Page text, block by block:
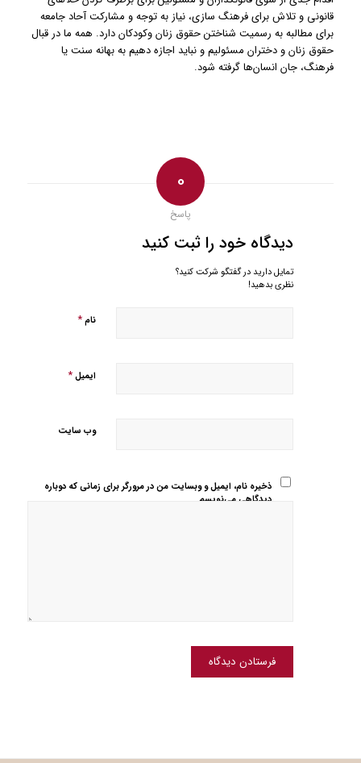
قانونی و تلاش برای فرهنگ سازی، نیاز به توجه و مشارکت آحاد جامعه
برای مطالبه به رسمیت شناختن حقوق زنان و‌کودکان دارد. همه ما در قبال
حقوق زنان و دختران مسئولیم و نباید اجازه دهیم به بهانه سنت یا
فرهنگ، جان انسان‌ها گرفته شود.
0
پاسخ
دیدگاه خود را ثبت کنید
تمایل دارید در گفتگو شرکت کنید؟
نظری بدهید!
نام*
ایمیل*
وب‌ سایت
ذخیره نام، ایمیل و وبسایت من در مرورگر برای زمانی که دوباره
دیدگاهی می‌نویسم.